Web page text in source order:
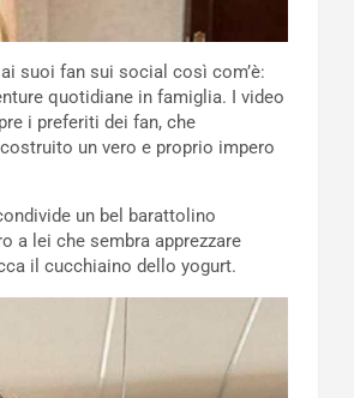
suoi fan sui social così com’è:
quotidiane in famiglia. I video
i preferiti dei fan, che
un vero e proprio impero
un bel barattolino
a lei che sembra apprezzare
il cucchiaino dello yogurt.